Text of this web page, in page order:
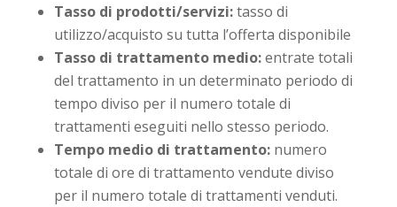
Tasso di prodotti/servizi:tasso di
utilizzo/acquisto su tutta l’offerta disponibile
Tasso di trattamento medio:entrate totali
del trattamento in un determinato periodo di
tempo diviso per il numero totale di
trattamenti eseguiti nello stesso periodo.
Tempo medio di trattamento:numero
totale di ore di trattamento vendute diviso
per il numero totale di trattamenti venduti.